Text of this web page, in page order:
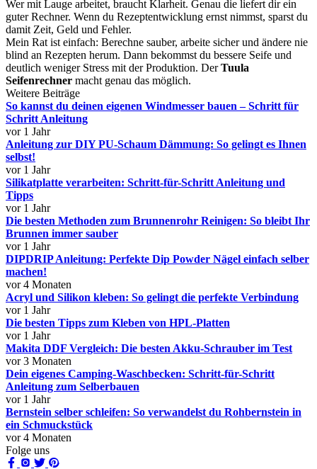
Wer mit Lauge arbeitet, braucht Klarheit. Genau die liefert dir ein
guter Rechner. Wenn du Rezeptentwicklung ernst nimmst, sparst du
damit Zeit, Geld und Fehler.
Mein Rat ist einfach: Berechne sauber, arbeite sicher und ändere nie
blind an Rezepten herum. Dann bekommst du bessere Seife und
deutlich weniger Stress mit der Produktion. DerTuula
Seifenrechner macht genau das möglich.
Weitere Beiträge
So kannst du deinen eigenen Windmesser bauen – Schritt für
Schritt Anleitung
vor 1 Jahr
Anleitung zur DIY PU-Schaum Dämmung: So gelingt es Ihnen
selbst!
vor 1 Jahr
Silikatplatte verarbeiten: Schritt-für-Schritt Anleitung und
Tipps
vor 1 Jahr
Die besten Methoden zum Brunnenrohr Reinigen: So bleibt Ihr
Brunnen immer sauber
vor 1 Jahr
DIPDRIP Anleitung: Perfekte Dip Powder Nägel einfach selber
machen!
vor 4 Monaten
Acryl und Silikon kleben: So gelingt die perfekte Verbindung
vor 1 Jahr
Die besten Tipps zum Kleben von HPL-Platten
vor 1 Jahr
Makita DDF Vergleich: Die besten Akku-Schrauber im Test
vor 3 Monaten
Dein eigenes Camping-Waschbecken: Schritt-für-Schritt
Anleitung zum Selberbauen
vor 1 Jahr
Bernstein selber schleifen: So verwandelst du Rohbernstein in
ein Schmuckstück
vor 4 Monaten
Folge uns